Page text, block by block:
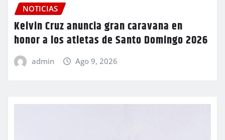
NOTICIAS
Kelvin Cruz anuncia gran caravana en
honor a los atletas de Santo Domingo 2026
admin Ago 9, 2026